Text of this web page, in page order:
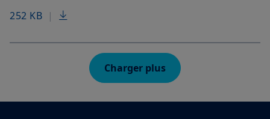
252 KB |
Charger plus